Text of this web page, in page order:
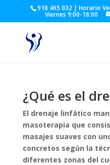
918 465 032 | Horario
Viernes 9:00-16:00
¿Qué es el
El drenaje linfático
masoterapia que
masajes suaves con
concretos según la
diferentes zonas del